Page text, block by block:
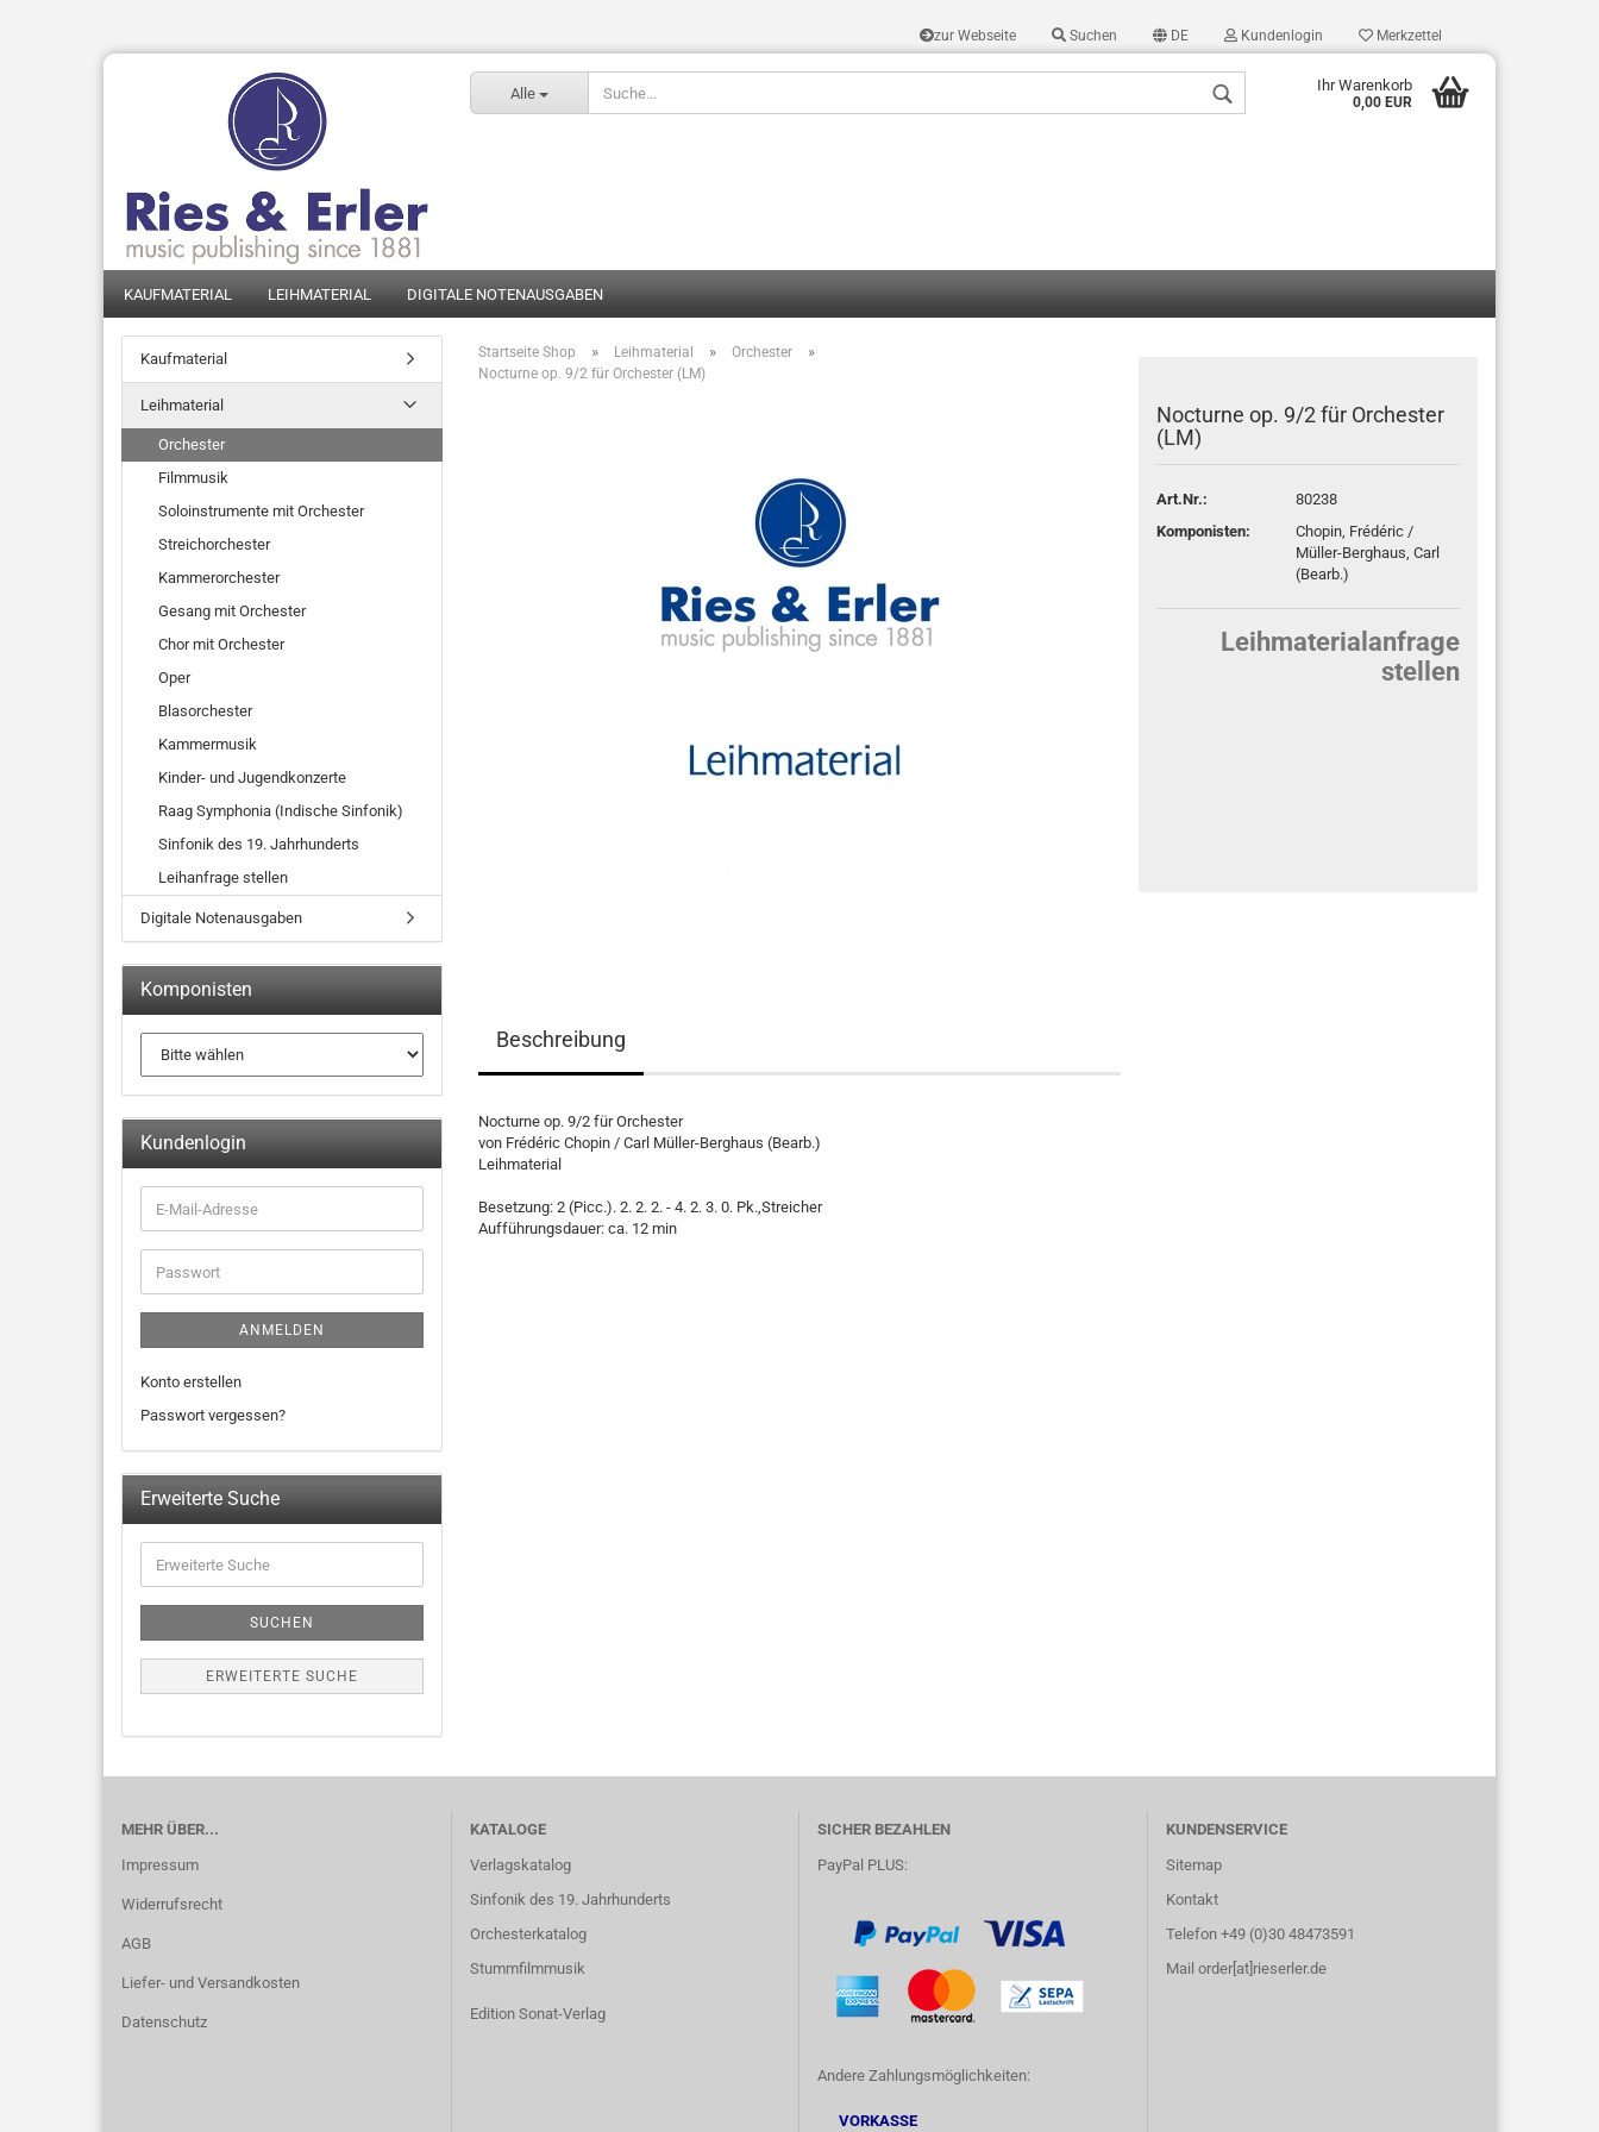
zur Webseite Suchen DE Kundenlogin Merkzettel
Alle Ihr Warenkorb
0,00 EUR
KAUFMATERIAL LEIHMATERIAL DIGITALE NOTENAUSGABEN
Startseite Shop » Leihmaterial » Orchester »
Nocturne op. 9/2 für Orchester (LM)
Nocturne op. 9/2 für Orchester
(LM)
Art.Nr.:
80238
Komponisten:
Chopin, Frédéric /
Müller-Berghaus, Carl
(Bearb.)
Leihmaterialanfrage
stellen
Beschreibung
Nocturne op. 9/2 für Orchester
von Frédéric Chopin / Carl Müller-Berghaus (Bearb.)
Leihmaterial
Besetzung: 2 (Picc.). 2. 2. 2. - 4. 2. 3. 0. Pk.,Streicher
Aufführungsdauer: ca. 12 min
Kaufmaterial
Leihmaterial
Orchester
Filmmusik
Soloinstrumente mit Orchester
Streichorchester
Kammerorchester
Gesang mit Orchester
Chor mit Orchester
Oper
Blasorchester
Kammermusik
Kinder- und Jugendkonzerte
Raag Symphonia (Indische Sinfonik)
Sinfonik des 19. Jahrhunderts
Leihanfrage stellen
Digitale Notenausgaben
Komponisten
Kundenlogin
ANMELDEN
Konto erstellen
Passwort vergessen?
Erweiterte Suche
SUCHEN
ERWEITERTE SUCHE
MEHR ÜBER...
Impressum
Widerrufsrecht
AGB
Liefer- und Versandkosten
Datenschutz
KATALOGE
Verlagskatalog
Sinfonik des 19. Jahrhunderts
Orchesterkatalog
Stummfilmmusik
Edition Sonat-Verlag
SICHER BEZAHLEN
PayPal PLUS:
Andere Zahlungsmöglichkeiten:
VORKASSE
KUNDENSERVICE
Sitemap
Kontakt
Telefon +49 (0)30 48473591
Mail order[at]rieserler.de